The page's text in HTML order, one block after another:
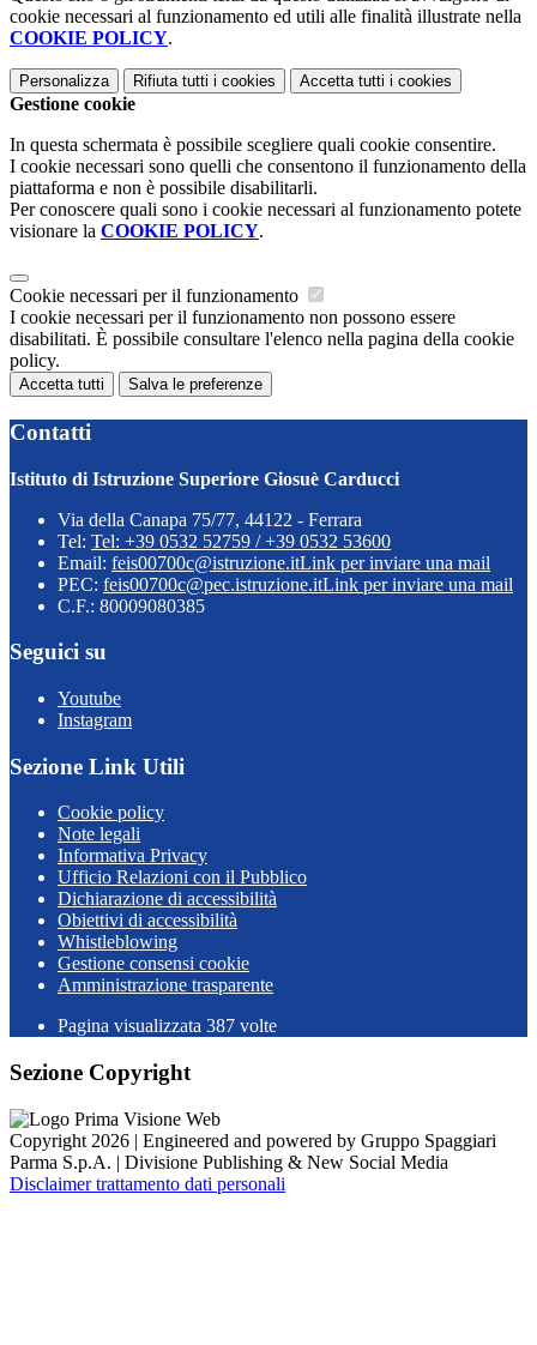
cookie necessari al funzionamento ed utili alle finalità illustrate nella
COOKIE POLICY.
Personalizza Rifiuta tutti i cookies Accetta tutti i cookies
Gestione cookie
In questa schermata è possibile scegliere quali cookie consentire.
I cookie necessari sono quelli che consentono il funzionamento della
piattaforma e non è possibile disabilitarli.
Per conoscere quali sono i cookie necessari al funzionamento potete
visionare la COOKIE POLICY.
Cookie necessari per il funzionamento
I cookie necessari per il funzionamento non possono essere
disabilitati. È possibile consultare l'elenco nella pagina della cookie
policy.
Accetta tutti Salva le preferenze
Contatti
Istituto di Istruzione Superiore Giosuè Carducci
Via della Canapa 75/77, 44122 - Ferrara
Tel: Tel: +39 0532 52759 / +39 0532 53600
Email: feis00700c@istruzione.itLink per inviare una mail
PEC: feis00700c@pec.istruzione.itLink per inviare una mail
C.F.: 80009080385
Seguici su
Youtube
Instagram
Sezione Link Utili
Cookie policy
Note legali
Informativa Privacy
Ufficio Relazioni con il Pubblico
Dichiarazione di accessibilità
Obiettivi di accessibilità
Whistleblowing
Gestione consensi cookie
Amministrazione trasparente
Pagina visualizzata 387 volte
Sezione Copyright
Copyright 2026 | Engineered and powered by Gruppo Spaggiari
Parma S.p.A. | Divisione Publishing & New Social Media
Disclaimer trattamento dati personali